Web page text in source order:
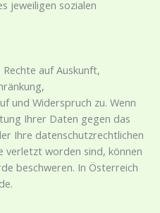
jeweiligen sozialen
auf Auskunft,
und Widerspruch zu. Wenn
Ihrer Daten gegen das
Ihre datenschutzrechtlichen
verletzt worden sind, können
beschweren. In Österreich